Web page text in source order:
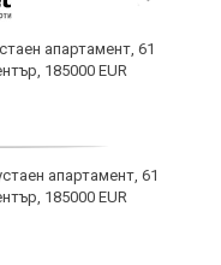
апартамент, 61
185000 EUR
апартамент, 61
185000 EUR